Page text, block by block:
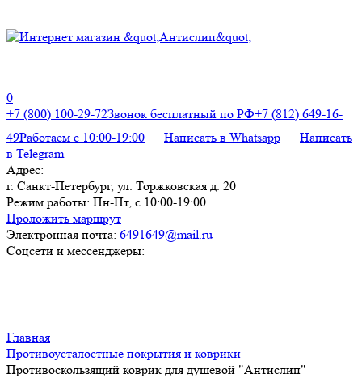
0
+7 (800) 100-29-72Звонок бесплатный по РФ+7 (812) 649-16-
49Работаем с 10:00-19:00 Написать в Whatsapp
Написать
в Telegram
Адрес:
г. Санкт-Петербург, ул. Торжковская д. 20
Режим работы: Пн-Пт, с 10:00-19:00
Проложить маршрут
Электронная почта: 6491649@mail.ru
Соцсети и мессенджеры:
Главная
Противоусталостные покрытия и коврики
Противоскользящий коврик для душевой "Антислип"